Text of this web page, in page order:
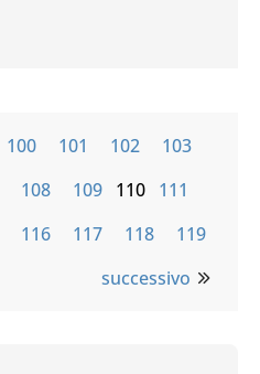
100 101 102
103
108 109 110 111
116 117 118
119
successivo